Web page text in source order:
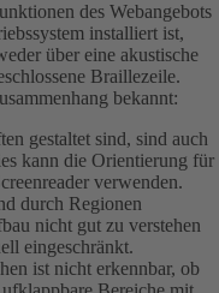
des Webangebots
installiert ist,
über eine akustische
Braillezeile.
bekannt:
gestaltet sind, sind auch
kann die Orientierung für
verwenden.
durch Regionen
nicht gut zu verstehen
eingeschränkt.
ist nicht erkennbar, ob